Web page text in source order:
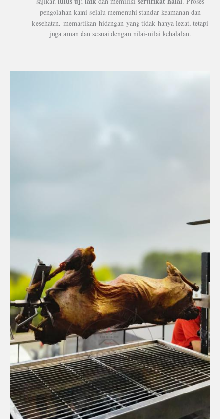
pengolahan kami selalu memenuhi standar keamanan dan
kesehatan, memastikan hidangan yang tidak hanya lezat, tetapi
juga aman dan sesuai dengan nilai-nilai kehalalan.